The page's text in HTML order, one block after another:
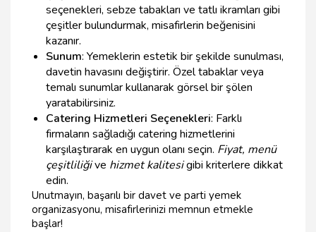
seçenekleri, sebze tabakları ve tatlı ikramları gibi
çeşitler bulundurmak, misafirlerin beğenisini
kazanır.
Sunum: Yemeklerin estetik bir şekilde sunulması,
davetin havasını değiştirir. Özel tabaklar veya
temalı sunumlar kullanarak görsel bir şölen
yaratabilirsiniz.
Catering Hizmetleri Seçenekleri: Farklı
firmaların sağladığı catering hizmetlerini
karşılaştırarak en uygun olanı seçin. Fiyat, menü
çeşitliliğive hizmet kalitesigibi kriterlere dikkat
edin.
Unutmayın, başarılı bir davet ve parti yemek
organizasyonu, misafirlerinizi memnun etmekle
başlar!